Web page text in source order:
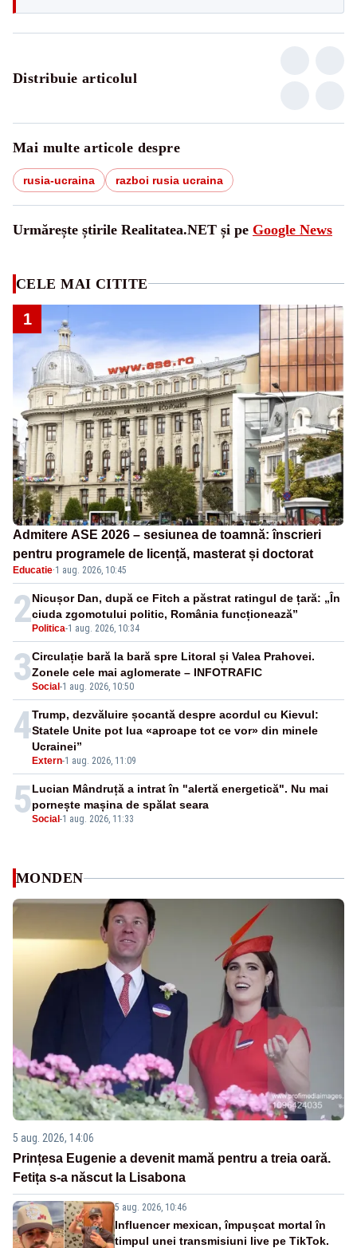
Distribuie articolul
Mai multe articole despre
rusia-ucraina razboi rusia ucraina
Urmărește știrile Realitatea.NET și pe Google News
CELE MAI CITITE
1
Admitere ASE 2026 – sesiunea de toamnă: înscrieri
pentru programele de licență, masterat și doctorat
Educatie·1 aug. 2026, 10:45
2 Politica-1 aug. 2026, 10:34
Nicușor Dan, după ce Fitch a păstrat ratingul de țară: „În
ciuda zgomotului politic, România funcționează”
3Social -1 aug. 2026, 10:50
Circulație bară la bară spre Litoral și Valea Prahovei.
Zonele cele mai aglomerate – INFOTRAFIC
4
Extern-1 aug. 2026, 11:09
Trump, dezvăluire șocantă despre acordul cu Kievul:
Statele Unite pot lua «aproape tot ce vor» din minele
Ucrainei”
5Social -1 aug. 2026, 11:33
Lucian Mândruță a intrat în "alertă energetică". Nu mai
pornește mașina de spălat seara
MONDEN
5 aug. 2026, 14:06
Prințesa Eugenie a devenit mamă pentru a treia oară.
Fetița s-a născut la Lisabona
5 aug. 2026, 10:46
Influencer mexican, împușcat mortal în
timpul unei transmisiuni live pe TikTok.